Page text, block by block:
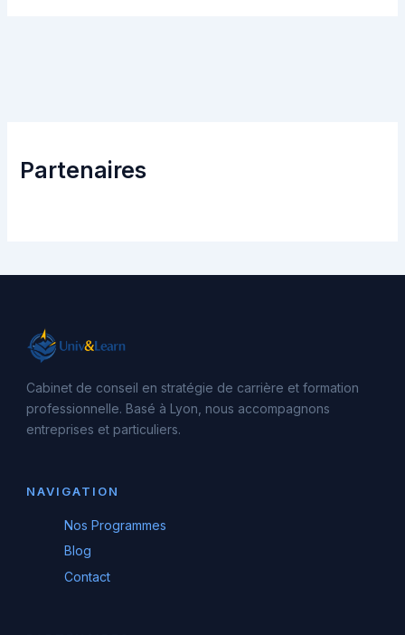
Partenaires
Cabinet de conseil en stratégie de carrière et formation
professionnelle. Basé à Lyon, nous accompagnons
entreprises et particuliers.
NAVIGATION
Nos Programmes
Blog
Contact